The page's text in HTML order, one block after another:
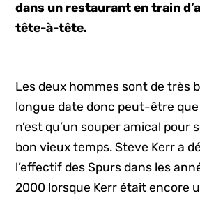
dans un restaurant en train
tête-à-tête.
Les deux hommes sont de très
longue date donc peut-être
n’est qu’un souper amical pour
bon vieux temps. Steve Kerr a
l’effectif des Spurs dans les
2000 lorsque Kerr était encore